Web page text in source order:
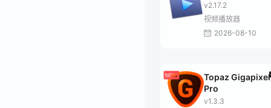
v2.17.2
视频播放器
2026-08-10
Topaz Gigapixel
Pro
v1.3.3